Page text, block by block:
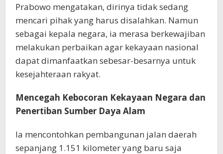
Prabowo mengatakan, dirinya tidak sedang
mencari pihak yang harus disalahkan. Namun
sebagai kepala negara, ia merasa berkewajiban
melakukan perbaikan agar kekayaan nasional
dapat dimanfaatkan sebesar-besarnya untuk
kesejahteraan rakyat.
Mencegah Kebocoran Kekayaan Negara dan
Penertiban Sumber Daya Alam
Ia mencontohkan pembangunan jalan daerah
sepanjang 1.151 kilometer yang baru saja